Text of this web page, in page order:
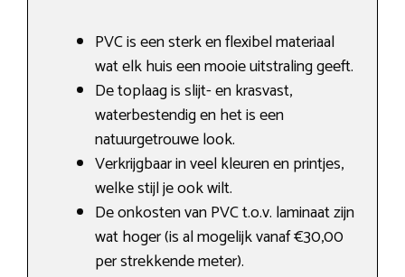
PVC is een sterk en flexibel materiaal
wat elk huis een mooie uitstraling geeft.
De toplaag is slijt- en krasvast,
waterbestendig en het is een
natuurgetrouwe look.
Verkrijgbaar in veel kleuren en printjes,
welke stijl je ook wilt.
De onkosten van PVC t.o.v. laminaat zijn
wat hoger (is al mogelijk vanaf €30,00
per strekkende meter).